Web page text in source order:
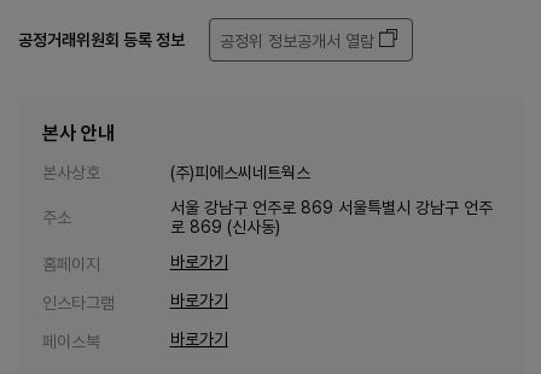
공정거래위원회 등록 정보 공정위 정보공개서 열람
본사 안내
본사상호 (주)피에스씨네트웍스
주소
서울 강남구 언주로 869 서울특별시 강남구 언주
로 869 (신사동)
홈페이지
바로가기
인스타그램 바로가기
페이스북 바로가기